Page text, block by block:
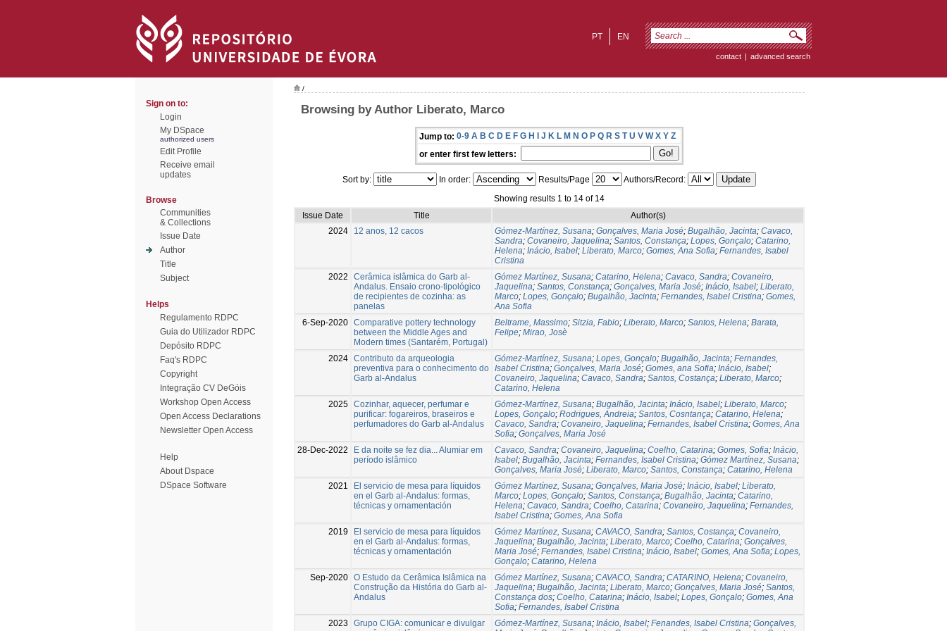
EN
PT
contact | advanced search
Sign on to:
Login
My DSpace
authorized users
Edit Profile
Receive email
updates
Browse
Communities
& Collections
Issue Date
Author
Title
Subject
Helps
Regulamento RDPC
Guia do Utilizador RDPC
Depósito RDPC
Faq's RDPC
Copyright
Integração CV DeGóis
Workshop Open Access
Open Access Declarations
Newsletter Open Access
Help
About Dspace
DSpace Software
/
Browsing by Author Liberato, Marco
Jump to: 0-9 A B C D E F G H I J K L M N O P Q R S T U V W X Y Z
or enter first few letters:
Sort by: In order: Results/Page
Authors/Record:
Showing results 1 to 14 of 14
Issue Date
Title
Author(s)
2024
12 anos, 12 cacos Gómez-Martínez, Susana; Gonçalves, Maria José; Bugalhão, Jacinta; Cavaco,
Sandra; Covaneiro, Jaquelina; Santos, Constança; Lopes, Gonçalo; Catarino,
Helena; Inácio, Isabel; Liberato, Marco; Gomes, Ana Sofia; Fernandes, Isabel
Cristina
2022
Cerâmica islâmica do Garb al-
Andalus. Ensaio crono-tipológico
de recipientes de cozinha: as
panelas
Gómez Martínez, Susana; Catarino, Helena; Cavaco, Sandra; Covaneiro,
Jaquelina; Santos, Constança; Gonçalves, Maria José; Inácio, Isabel; Liberato,
Marco; Lopes, Gonçalo; Bugalhão, Jacinta; Fernandes, Isabel Cristina; Gomes,
Ana Sofia
6-Sep-2020 Comparative pottery technology
between the Middle Ages and
Modern times (Santarém, Portugal)
Beltrame, Massimo; Sitzia, Fabio; Liberato, Marco; Santos, Helena; Barata,
Felipe; Mirao, Josè
2024 Contributo da arqueologia
preventiva para o conhecimento do
Garb al-Andalus
Gómez-Martínez, Susana; Lopes, Gonçalo; Bugalhão, Jacinta; Fernandes,
Isabel Cristina; Gonçalves, Maria José; Gomes, ana Sofia; Inácio, Isabel;
Covaneiro, Jaquelina; Cavaco, Sandra; Santos, Costança; Liberato, Marco;
Catarino, Helena
2025 Cozinhar, aquecer, perfumar e
purificar: fogareiros, braseiros e
perfumadores do Garb al-Andalus
Gómez-Martínez, Susana; Bugalhão, Jacinta; Inácio, Isabel; Liberato, Marco;
Lopes, Gonçalo; Rodrigues, Andreia; Santos, Cosntança; Catarino, Helena;
Cavaco, Sandra; Covaneiro, Jaquelina; Fernandes, Isabel Cristina; Gomes, Ana
Sofia; Gonçalves, Maria José
28-Dec-2022
E da noite se fez dia... Alumiar em
período islâmico
Cavaco, Sandra; Covaneiro, Jaquelina; Coelho, Catarina; Gomes, Sofia; Inácio,
Isabel; Bugalhão, Jacinta; Fernandes, Isabel Cristina; Gómez Martínez, Susana;
Gonçalves, Maria José; Liberato, Marco; Santos, Constança; Catarino, Helena
2021
El servicio de mesa para líquidos
en el Garb al-Andalus: formas,
técnicas y ornamentación
Gómez Martínez, Susana; Gonçalves, Maria José; Inácio, Isabel; Liberato,
Marco; Lopes, Gonçalo; Santos, Constança; Bugalhão, Jacinta; Catarino,
Helena; Cavaco, Sandra; Coelho, Catarina; Covaneiro, Jaquelina; Fernandes,
Isabel Cristina; Gomes, Ana Sofia
2019
El servicio de mesa para líquidos
en el Garb al-Andalus: formas,
técnicas y ornamentación
Gómez Martínez, Susana; CAVACO, Sandra; Santos, Costança; Covaneiro,
Jaquelina; Bugalhão, Jacinta; Liberato, Marco; Coelho, Catarina; Gonçalves,
Maria José; Fernandes, Isabel Cristina; Inácio, Isabel; Gomes, Ana Sofia; Lopes,
Gonçalo; Catarino, Helena
Sep-2020 O Estudo da Cerâmica Islâmica na
Construção da História do Garb al-
Andalus
Gómez Martínez, Susana; CAVACO, Sandra; CATARINO, Helena; Covaneiro,
Jaquelina; Bugalhão, Jacinta; Liberato, Marco; Gonçalves, Maria José; Santos,
Constança dos; Coelho, Catarina; Inácio, Isabel; Lopes, Gonçalo; Gomes, Ana
Sofia; Fernandes, Isabel Cristina
2023
Grupo CIGA: comunicar e divulgar
Gómez-Martínez, Susana; Inácio, Isabel; Fenandes, Isabel Cristina; Gonçalves,